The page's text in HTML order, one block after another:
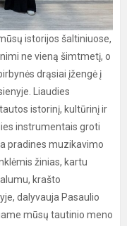
istorijos šaltiniuose,
ne vieną šimtmetį, o
drąsiai įžengė į
Liaudies
istorinį, kultūrinį ir
instrumentais groti
pradines muzikavimo
žinias, kartu
krašto
dalyvauja Pasaulio
mūsų tautinio meno